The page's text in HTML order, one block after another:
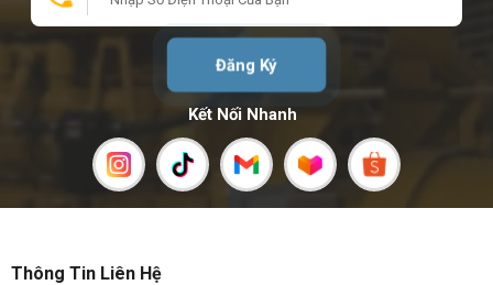
Đăng Ký
Kết Nối Nhanh
Thông Tin Liên Hệ